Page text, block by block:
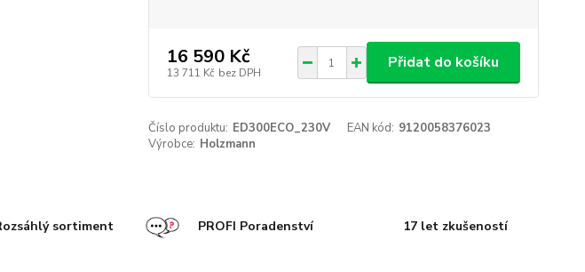
16 590 Kč
13 711 Kč bez DPH
Přidat do košíku
Číslo produktu: ED300ECO_230V EAN kód: 9120058376023
Výrobce: Holzmann
sortiment PROFI Poradenství 17 let zkušeností